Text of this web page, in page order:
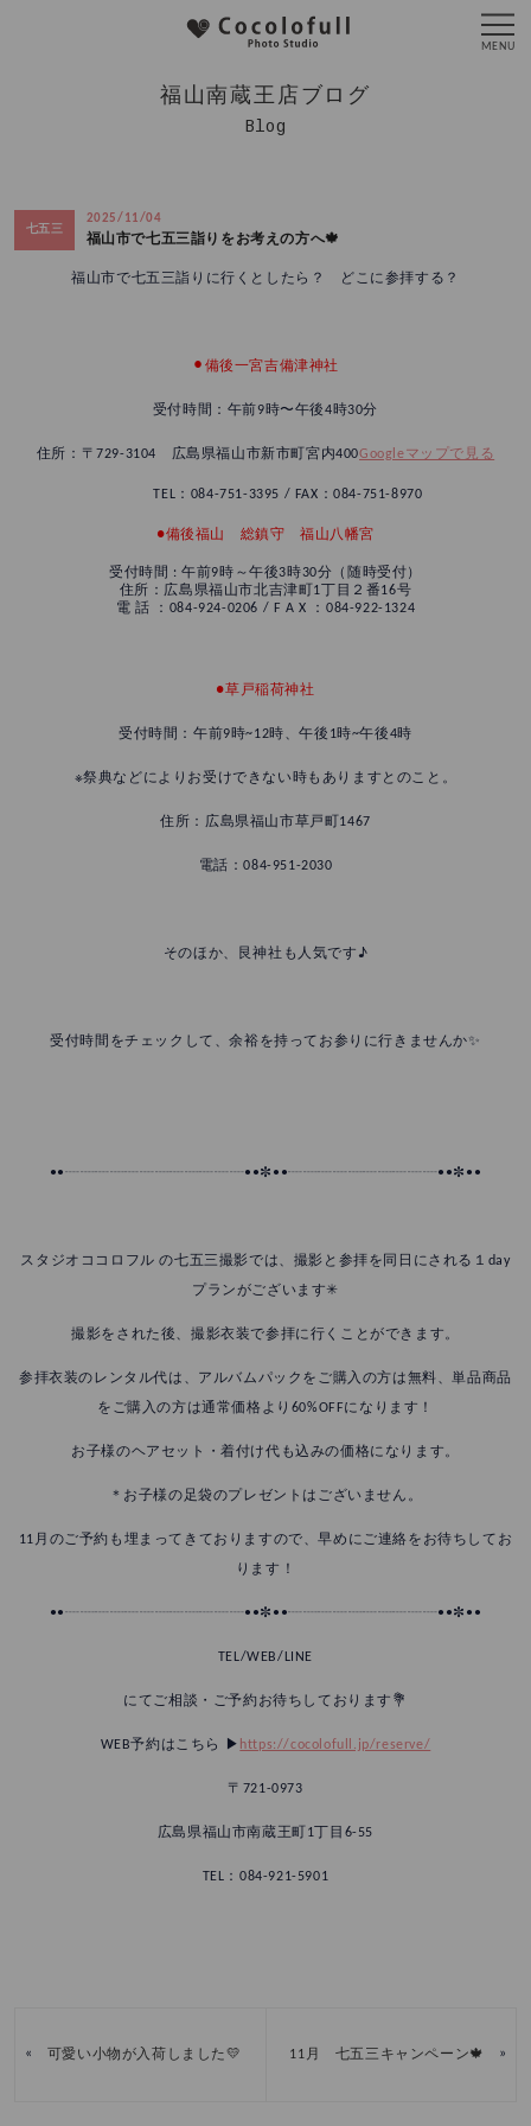
福山南蔵王店ブログ
Blog
七五三
2025/11/04
福山市で七五三詣りをお考えの方へ🍁
福山市で七五三詣りに行くとしたら？ どこに参拝する？
⚫︎備後一宮吉備津神社
受付時間：午前9時〜午後4時30分
住所：〒729-3104 広島県福山市新市町宮内400Googleマップで見る
TEL：084-751-3395 / FAX：084-751-8970
●備後福山 総鎮守 福山八幡宮
受付時間 : 午前9時～午後3時30分（随時受付）
住所：広島県福山市北吉津町1丁目２番16号
電 話 ：084-924-0206 / F A X ：084-922-1324
●草戸稲荷神社
受付時間：午前9時~12時、午後1時~午後4時
※祭典などによりお受けできない時もありますとのこと。
住所：広島県福山市草戸町1467
電話：084-951-2030
そのほか、艮神社も人気です♪
受付時間をチェックして、余裕を持ってお参りに行きませんか✨
••┈┈┈┈┈┈┈┈┈┈┈┈••✼••┈┈┈┈┈┈┈┈┈┈••✼••
スタジオココロフル の七五三撮影では、撮影と参拝を同日にされる１day
プランがございます✳︎
撮影をされた後、撮影衣装で参拝に行くことができます。
参拝衣装のレンタル代は、アルバムパックをご購入の方は無料、単品商品
をご購入の方は通常価格より60%OFFになります！
お子様のヘアセット・着付け代も込みの価格になります。
＊お子様の足袋のプレゼントはございません。
11月のご予約も埋まってきておりますので、早めにご連絡をお待ちしてお
ります！
••┈┈┈┈┈┈┈┈┈┈┈┈••✼••┈┈┈┈┈┈┈┈┈┈••✼••
TEL/WEB/LINE
にてご相談・ご予約お待ちしております💐
WEB予約はこちら ▶︎ https://cocolofull.jp/reserve/
〒721-0973
広島県福山市南蔵王町1丁目6-55
TEL：084-921-5901
« 可愛い小物が入荷しました💛 11月 七五三キャンペーン🍁 »